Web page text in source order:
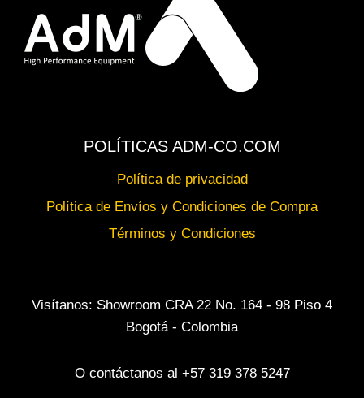
POLÍTICAS ADM-CO.COM
Política de privacidad
Política de Envíos y Condiciones de Compra
Términos y Condiciones
Visítanos: Showroom CRA 22 No. 164 - 98 Piso 4
Bogotá - Colombia
O contáctanos al +57 319 378 5247